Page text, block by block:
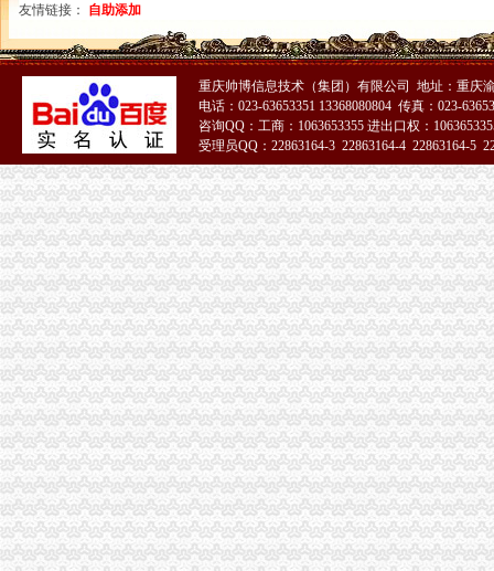
龙岩关区进入通关无纸化时代惠及200多家企业_龙岩新闻_福建之窗
电子口岸与出口退税系统操作全流程实战指南【全本_书评_在线阅读】
重庆海关电话
2015国考重庆海关暂缓录用公示-公务员复习辅导-文都网校
重庆海关面试公告
重庆海关在哪里
海关关员职业发展制度研究--以重庆海关为例.pdf
问下朋友寄的东西发的EMS被送海关！-杂谈感-重庆妈妈网
重庆海关注册登记
【重庆重庆安捷国际运输代理有限公司工资】关务待遇-看准网
重庆沙坪坝门户网
海关收发货人登记证书
海关登记,海关登记手续-北京58同城
办海关进出口证书延期需要什么手续？-实务问答-中国物流交易中心
进出口货物收发货人报关注册登记证书
苏州关务天空苏州区外企业送货园区综保区申请分送集报所需资料及流
进出口货物收发货人海关注册登记证变更所需材料
海关报关单位注册登记证书
中山市：海关新政便利4900多家企业-中新网
海关注册登记证明书-济南58同城
海关报关注册登记证书
海关注册登记证三年一换的具体操作是-直辖市上海咨询信息
海关总署关于对外贸易经营者办理报关注册登记事项的公告_全文-律
海关报关登记证书
友情链接： 自助添加
重庆帅博信息技术（集团）有限公司 地址：重庆
电话：023-63653351 13368080804 传真：023-
咨询QQ：工商：1063653355 进出口权：
受理员QQ：22863164-3 22863164-4 22863164-5